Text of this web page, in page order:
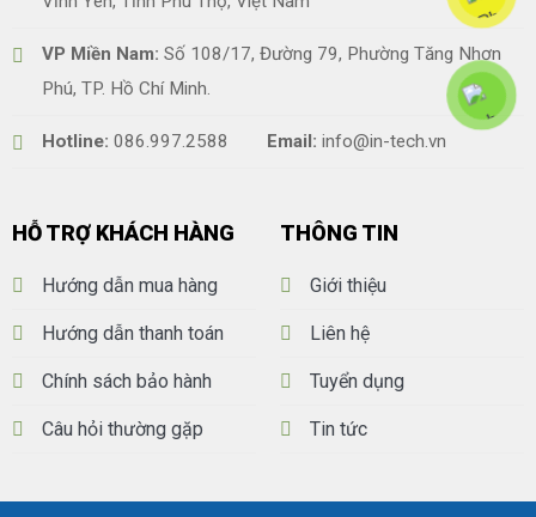
VP Miền Nam: Số 108/17, Đường 79, Phường Tăng Nhơn
Phú, TP. Hồ Chí Minh.
Hotline: 086.997.2588 Email: info@in-tech.vn
HỖ TRỢ KHÁCH HÀNG
Hướng dẫn mua hàng
Hướng dẫn thanh toán
Chính sách bảo hành
Câu hỏi thường gặp
THÔNG TIN
Giới thiệu
Liên hệ
Tuyển dụng
Tin tức